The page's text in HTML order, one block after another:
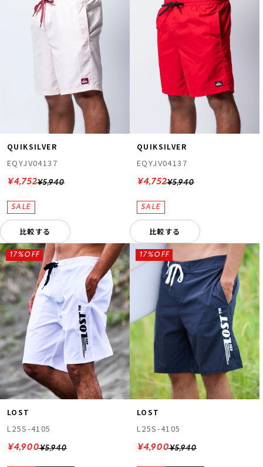
QUIKSILVER
EQYJV04137
¥5,940
¥4,752
比較する
QUIKSILVER
EQYJV04137
¥5,940
¥4,752
比較する
LOST
L25S-4105
¥5,940
17%OFF
¥4,900
LOST
L25S-4105
¥5,940
17%OFF
¥4,900